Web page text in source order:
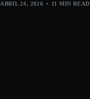
ABRIL 24, 2026 11 MIN READ